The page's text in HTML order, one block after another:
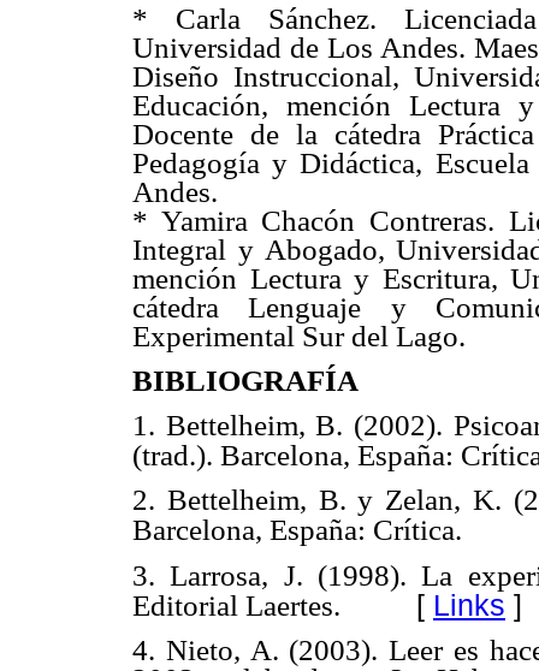
* Carla Sánchez.
Universidad de Los Andes.
Diseño Instruccional,
Educación, mención Lectura
Docente de la cátedra
Pedagogía y Didáctica,
Andes.
* Yamira Chacón Contreras.
Integral y Abogado,
mención Lectura y Escritura,
cátedra Lenguaje y
Experimental Sur del Lago.
BIBLIOGRAFÍA
1. Bettelheim, B. (2002).
(trad.). Barcelona, España:
2. Bettelheim, B. y Zelan, K.
Barcelona, España: Crítica.
3. Larrosa, J. (1998). La
Editorial Laertes. [ Links ]
4. Nieto, A. (2003). Leer es